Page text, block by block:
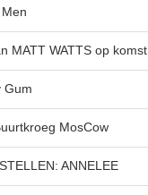
MATT WATTS op komst
Gum
MosCow
ANNELEE